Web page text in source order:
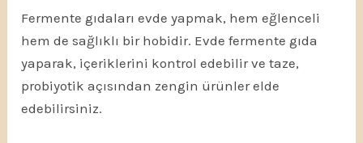
Fermente gıdaları evde yapmak, hem eğlenceli
hem de sağlıklı bir hobidir. Evde fermente gıda
yaparak, içeriklerini kontrol edebilir ve taze,
probiyotik açısından zengin ürünler elde
edebilirsiniz.